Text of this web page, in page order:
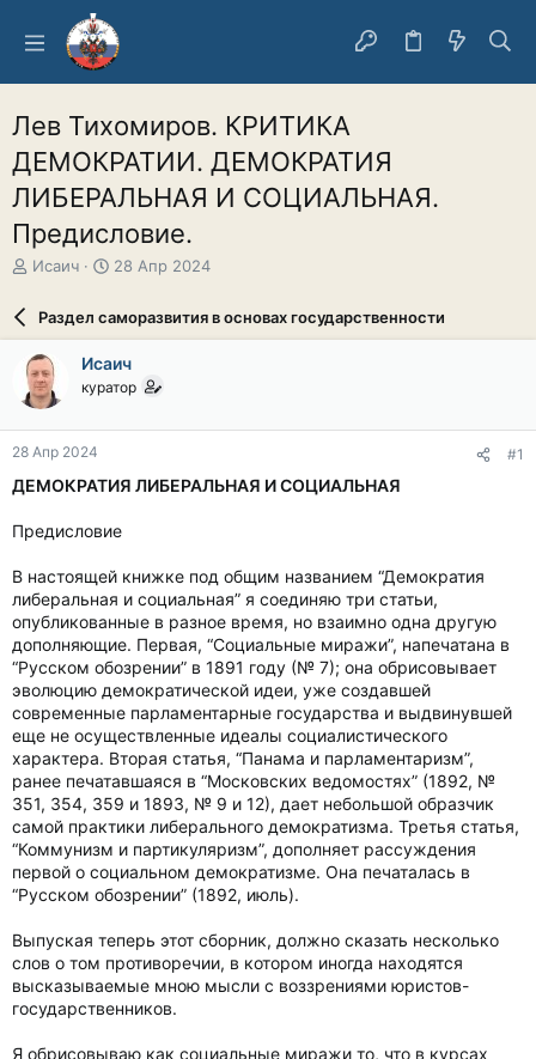
Лев Тихомиров. КРИТИКА
ДЕМОКРАТИИ. ДЕМОКРАТИЯ
ЛИБЕРАЛЬНАЯ И СОЦИАЛЬНАЯ.
Предисловие.
А
о
р
т
е
м
ы
Исаич
Д
а
а
ч
л
28 Апр 2024
Раздел саморазвития в основах государственности
Исаич
куратор
28 Апр 2024 #1
ДЕМОКРАТИЯ ЛИБЕРАЛЬНАЯ И СОЦИАЛЬНАЯ
Предисловие
В настоящей книжке под общим названием “Демократия
либеральная и социальная” я соединяю три статьи,
опубликованные в разное время, но взаимно одна другую
дополняющие. Первая, “Социальные миражи”, напечатана в
“Русском обозрении” в 1891 году (№ 7); она обрисовывает
эволюцию демократической идеи, уже создавшей
современные парламентарные государства и выдвинувшей
еще не осуществленные идеалы социалистического
характера. Вторая статья, “Панама и парламентаризм”,
ранее печатавшаяся в “Московских ведомостях” (1892, №
351, 354, 359 и 1893, № 9 и 12), дает небольшой образчик
самой практики либерального демократизма. Третья статья,
“Коммунизм и партикуляризм”, дополняет рассуждения
первой о социальном демократизме. Она печаталась в
“Русском обозрении” (1892, июль).
Выпуская теперь этот сборник, должно сказать несколько
слов о том противоречии, в котором иногда находятся
высказываемые мною мысли с воззрениями юристов-
государственников.
Я обрисовываю как социальные миражи то, что в курсах